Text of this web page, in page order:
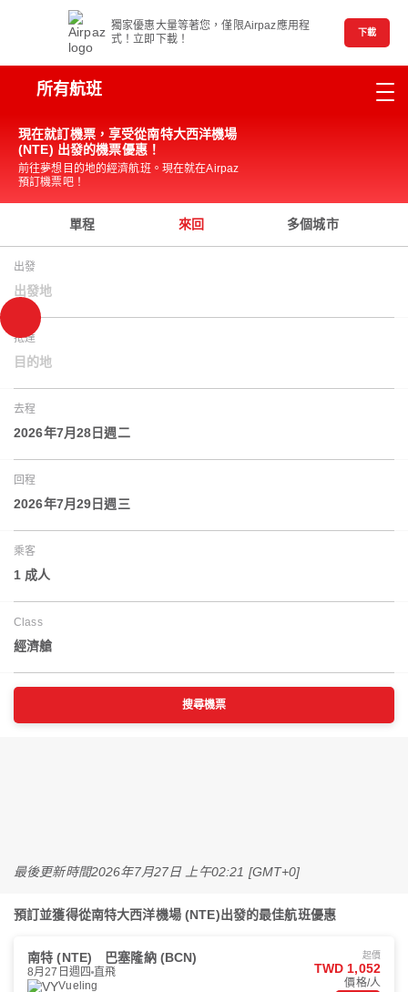
獨家優惠大量等著您，僅限Airpaz應用程
式！立即下載！
下載
所有航班
現在就訂機票，享受從南特大西洋機場
(NTE) 出發的機票優惠！
前往夢想目的地的經濟航班。現在就在Airpaz
預訂機票吧！
單程 來回 多個城市
出發
出發地
抵達
目的地
去程
2026年7月28日週二
回程
2026年7月29日週三
乘客
1 成人
Class
經濟艙
搜尋機票
最後更新時間2026年7月27日 上午02:21 [GMT+0]
預訂並獲得從南特大西洋機場 (NTE)出發的最佳航班優惠
南特 (NTE) 巴塞隆納 (BCN)
8月27日週四 直飛
Vueling
起價
TWD 1,052
價格/人